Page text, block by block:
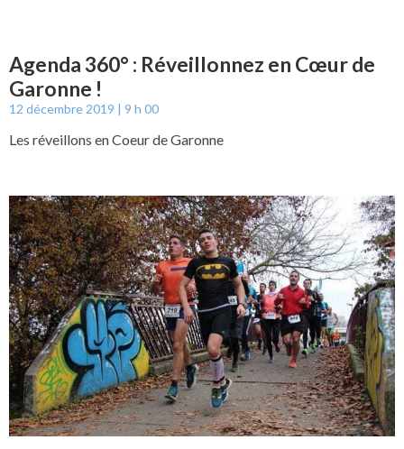
Agenda 360° : Réveillonnez en Cœur de
Garonne !
12 décembre 2019 9 h 00
Les réveillons en Coeur de Garonne